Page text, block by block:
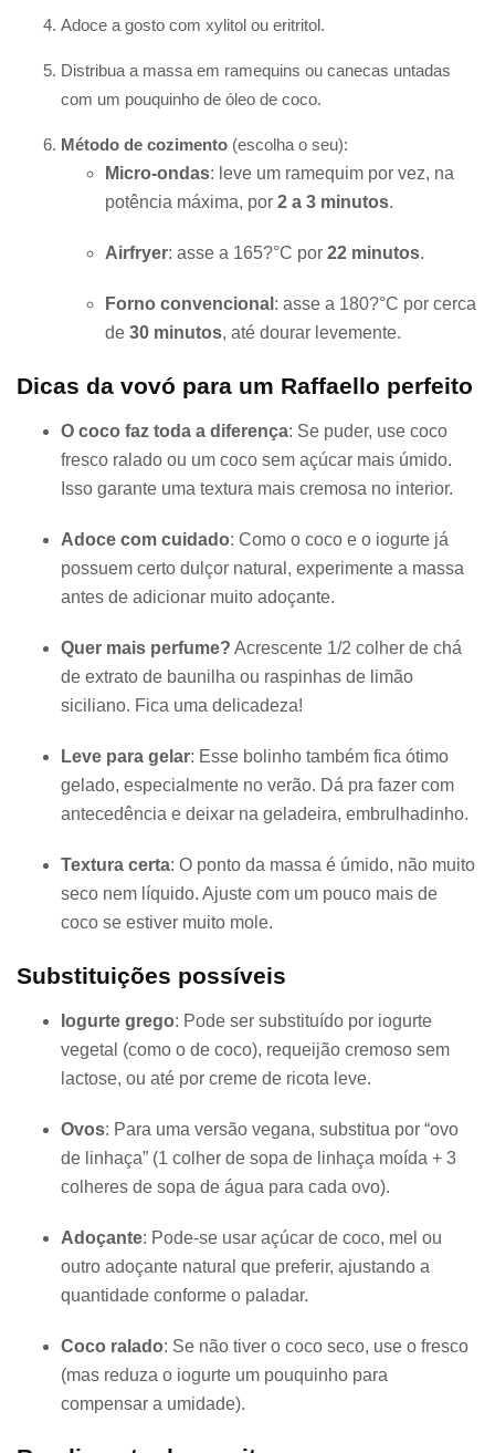
Adoce a gosto com xylitol ou eritritol.
Distribua a massa em ramequins ou canecas untadas
com um pouquinho de óleo de coco.
Método de cozimento (escolha o seu):
Micro-ondas: leve um ramequim por vez, na
potência máxima, por 2 a 3 minutos.
Airfryer: asse a 165?°C por 22 minutos.
Forno convencional : asse a 180?°C por cerca
de 30 minutos, até dourar levemente.
Dicas da vovó para um Raffaello perfeito
O coco faz toda a diferença: Se puder, use coco
fresco ralado ou um coco sem açúcar mais úmido.
Isso garante uma textura mais cremosa no interior.
Adoce com cuidado: Como o coco e o iogurte já
possuem certo dulçor natural, experimente a massa
antes de adicionar muito adoçante.
Quer mais perfume? Acrescente 1/2 colher de chá
de extrato de baunilha ou raspinhas de limão
siciliano. Fica uma delicadeza!
Leve para gelar: Esse bolinho também fica ótimo
gelado, especialmente no verão. Dá pra fazer com
antecedência e deixar na geladeira, embrulhadinho.
Textura certa: O ponto da massa é úmido, não muito
seco nem líquido. Ajuste com um pouco mais de
coco se estiver muito mole.
Substituições possíveis
Iogurte grego: Pode ser substituído por iogurte
vegetal (como o de coco), requeijão cremoso sem
lactose, ou até por creme de ricota leve.
Ovos: Para uma versão vegana, substitua por “ovo
de linhaça” (1 colher de sopa de linhaça moída + 3
colheres de sopa de água para cada ovo).
Adoçante: Pode-se usar açúcar de coco, mel ou
outro adoçante natural que preferir, ajustando a
quantidade conforme o paladar.
Coco ralado: Se não tiver o coco seco, use o fresco
(mas reduza o iogurte um pouquinho para
compensar a umidade).